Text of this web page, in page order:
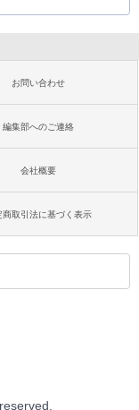
お問い合わせ
編集部へのご連絡
会社概要
商取引法に基づく表示